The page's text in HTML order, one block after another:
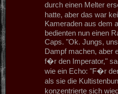
durch einen Melter
hatte, aber das war
Kameraden aus dem
bedienten nun einen
Caps. "Ok. Jungs,
Dampf machen, aber
f�r den Imperator,"
wie ein Echo: "F�r
als sie die
konzentrierte sich